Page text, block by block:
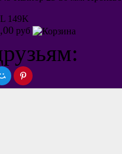
149K
руб